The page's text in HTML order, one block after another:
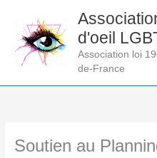
contenu
d'oeil
Association loi
de-France
Soutien au